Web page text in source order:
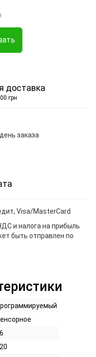
доставка
грн
заказа
Visa/MasterCard
и налога на прибыль
быть отправлен по